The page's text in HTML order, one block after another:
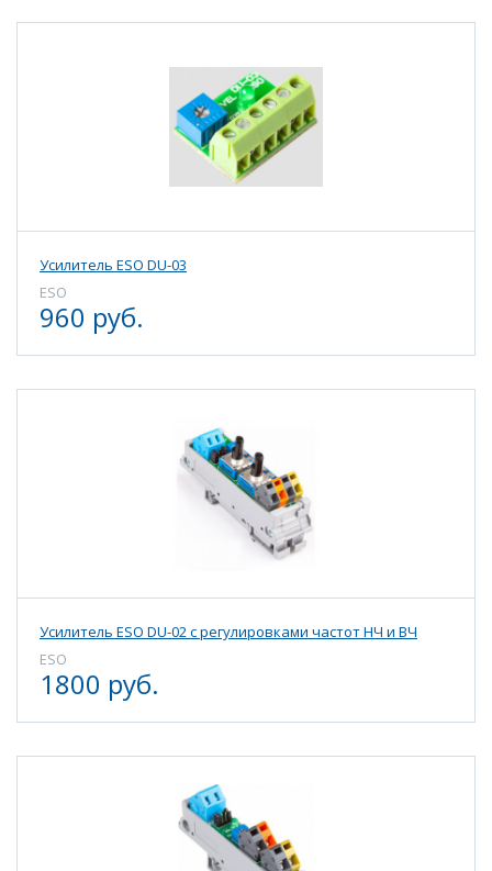
Усилитель ESO DU-03
ESO
960 руб.
Усилитель ESO DU-02 с регулировками частот НЧ и ВЧ
ESO
1800 руб.